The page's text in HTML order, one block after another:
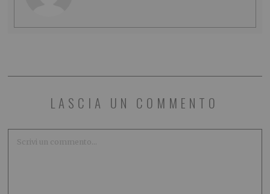
LASCIA UN COMMENTO